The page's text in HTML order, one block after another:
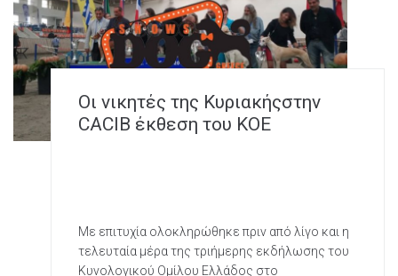
Oι νικητές της Κυριακήςστην
CACIB έκθεση του ΚΟΕ
Με επιτυχία ολοκληρώθηκε πριν από λίγο και η
τελευταία μέρα της τριήμερης εκδήλωσης του
Κυνολογικού Ομίλου Ελλάδος στο